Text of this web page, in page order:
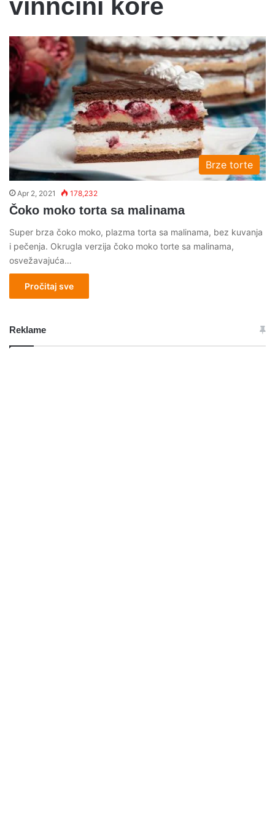
vinncini kore
Brze torte
Apr 2, 2021 178,232
Čoko moko torta sa malinama
Super brza čoko moko, plazma torta sa malinama, bez kuvanja
i pečenja. Okrugla verzija čoko moko torte sa malinama,
osvežavajuća…
Pročitaj sve
Reklame